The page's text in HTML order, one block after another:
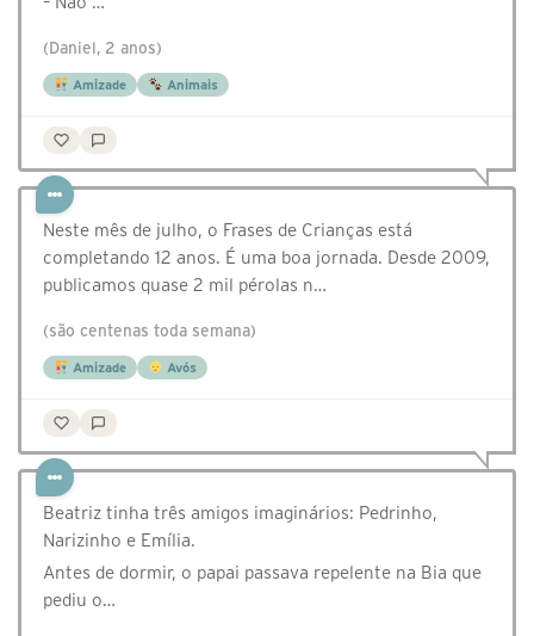
(Daniel, 2 anos)
Amizade Animais
Neste mês de julho, o Frases de Crianças está
completando 12 anos. É uma boa jornada. Desde 2009,
publicamos quase 2 mil pérolas n…
(são centenas toda semana)
Amizade Avós
Beatriz tinha três amigos imaginários: Pedrinho,
Narizinho e Emília.
Antes de dormir, o papai passava repelente na Bia que
pediu o…